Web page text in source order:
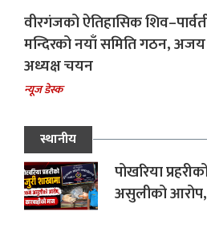
वीरगंजको ऐतिहासिक
मन्दिरको नयाँ समिति गठन, अजय
अध्यक्ष चयन
न्यूज डेस्क
स्थानीय
पोखरिया
असुलीको आरोप,